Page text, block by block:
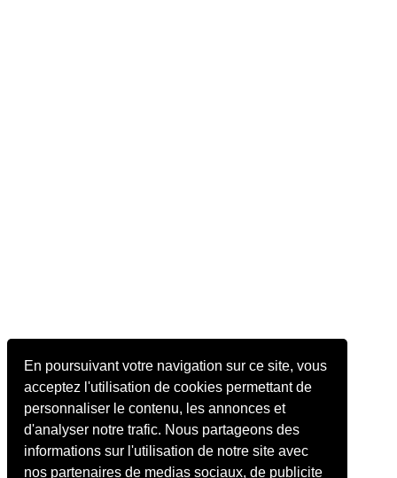
En poursuivant votre navigation sur ce site, vous
acceptez l'utilisation de cookies permettant de
personnaliser le contenu, les annonces et
d'analyser notre trafic. Nous partageons des
informations sur l'utilisation de notre site avec
nos partenaires de medias sociaux, de publicite